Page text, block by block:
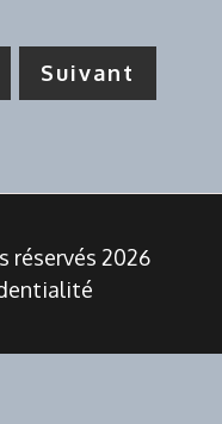
Suivant
réservés 2026